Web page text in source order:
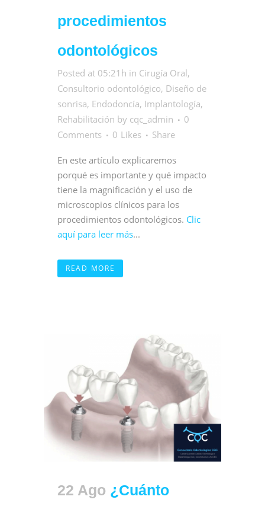
procedimientos
odontológicos
Posted at 05:21h in Cirugía Oral,
Consultorio odontológico, Diseño de
sonrisa, Endodoncía, Implantología,
Rehabilitación by cqc_admin
0
Comments
0 Likes Share
En este artículo explicaremos
porqué es importante y qué impacto
tiene la magnificación y el uso de
microscopios clínicos para los
procedimientos odontológicos. Clic
aquí para leer más...
READ MORE
22 Ago ¿Cuánto